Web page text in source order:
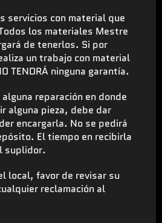
servicios con material que
los materiales Mestre
de tenerlos. Si por
un trabajo con material
TENDRÁ ninguna garantía.
reparación en donde
alguna pieza, debe dar
encargarla. No se pedirá
El tiempo en recibirla
suplidor.
local, favor de revisar su
reclamación al